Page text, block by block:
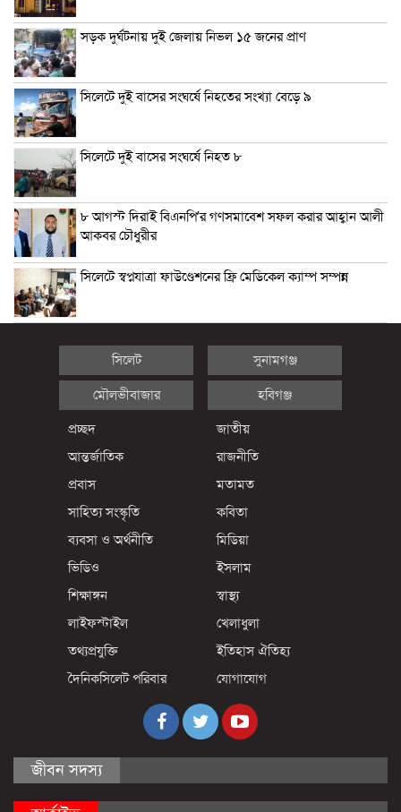
সড়ক দুর্ঘটনায় দুই জেলায় নিভল ১৫ জনের প্রাণ
সিলেটে দুই বাসের সংঘর্ষে নিহতের সংখ্যা বেড়ে ৯
সিলেটে দুই বাসের সংঘর্ষে নিহত ৮
৮ আগস্ট দিরাই বিএনপি’র গণসমাবেশ সফল করার আহ্বান আলী
আকবর চৌধুরীর
সিলেটে স্বপ্নযাত্রা ফাউণ্ডেশনের ফ্রি মেডিকেল ক্যাম্প সম্পন্ন
সিলেট সুনামগঞ্জ
মৌলভীবাজার হবিগঞ্জ
প্রচ্ছদ
জাতীয়
আন্তর্জাতিক
রাজনীতি
প্রবাস
মতামত
সাহিত্য সংস্কৃতি
কবিতা
ব্যবসা ও অর্থনীতি
মিডিয়া
ভিডিও
ইসলাম
শিক্ষাঙ্গন
স্বাস্থ্য
লাইফস্টাইল
খেলাধুলা
তথ্যপ্রযুক্তি
ইতিহাস ঐতিহ্য
দৈনিকসিলেট পরিবার
যোগাযোগ
জীবন সদস্য